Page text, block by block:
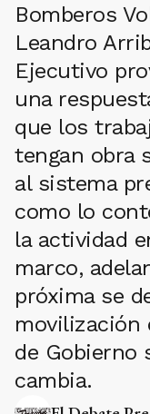
Bomberos
Leandro
Ejecutivo
una
que los
tengan obra
al sistema
como lo
la actividad
marco,
próxima se
movilización
de Gobierno
cambia.